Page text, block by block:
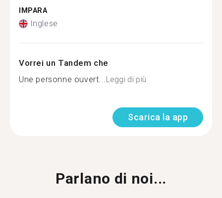
IMPARA
Inglese
Vorrei un Tandem che
Une personne ouvert...Leggi di più
Scarica la app
Parlano di noi...